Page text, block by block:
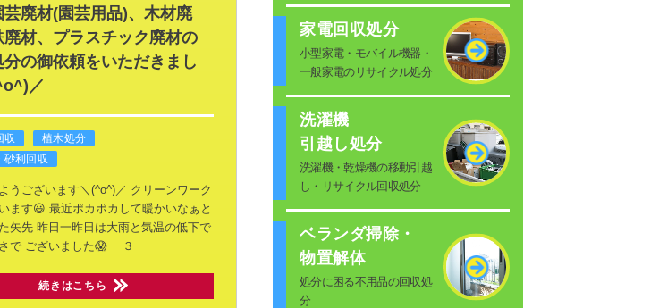
芸廃材(園芸用品)、木材廃
廃材、プラスチック廃材の
分の御依頼をいただきまし
／
収
植木処分
砂利回収
うございます＼(^o^)／ クリーンワーク
ます😃 最近ポカポカして暖かいなぁと
矢先 昨日一昨日は大雨と気温の低下で
で ございました😱 ３
続きはこちら
家電回収処分
小型家電・モバイル機器・
一般家電のリサイクル処分
洗濯機
引越し処分
洗濯機・乾燥機の移動引越
し・リサイクル回収処分
ベランダ掃除・
物置解体
処分に困る不用品の回収処
分